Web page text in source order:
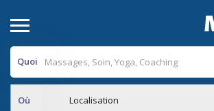
Quoi
Où Localisation